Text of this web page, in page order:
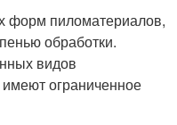
форм пиломатериалов,
обработки.
видов
ограниченное